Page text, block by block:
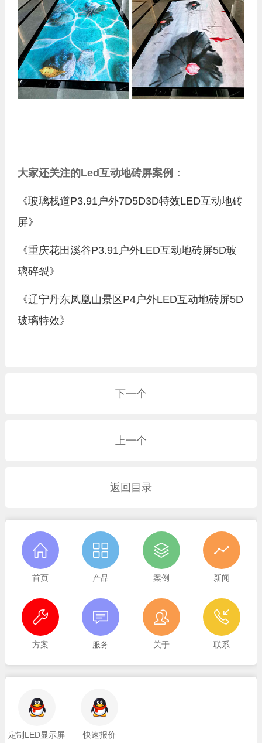
大家还关注的Led互动地砖屏案例：
《玻璃栈道P3.91户外7D5D3D特效LED互动地砖
屏》
《重庆花田溪谷P3.91户外LED互动地砖屏5D玻
璃碎裂》
《辽宁丹东凤凰山景区P4户外LED互动地砖屏5D
玻璃特效》
下一个
上一个
返回目录
首页 产品 案例 新闻
方案 服务 关于 联系
定制LED显示屏 快速报价